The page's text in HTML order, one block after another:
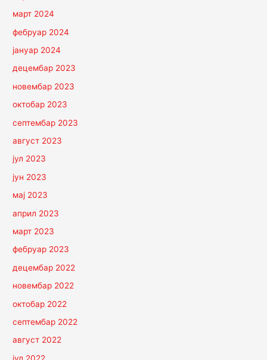
март 2024
фебруар 2024
јануар 2024
децембар 2023
новембар 2023
октобар 2023
септембар 2023
август 2023
јул 2023
јун 2023
мај 2023
април 2023
март 2023
фебруар 2023
децембар 2022
новембар 2022
октобар 2022
септембар 2022
август 2022